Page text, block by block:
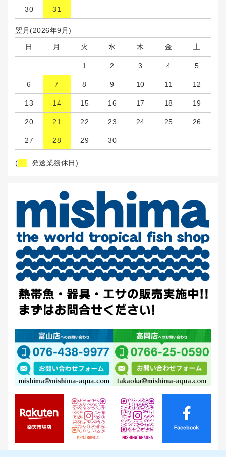
30 31
翌月(2026年9月)
日 月 火 水 木 金 土
1 2 3 4 5
6 7 8 9 10 11 12
13 14 15 16 17 18 19
20 21 22 23 24 25 26
27 28 29 30
( 発送業務休日)